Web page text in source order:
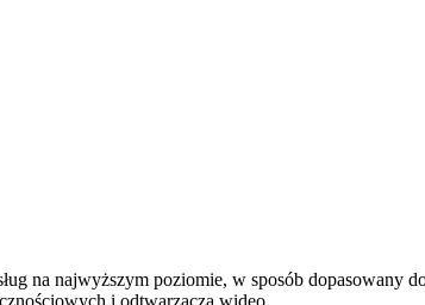
na najwyższym poziomie, w sposób